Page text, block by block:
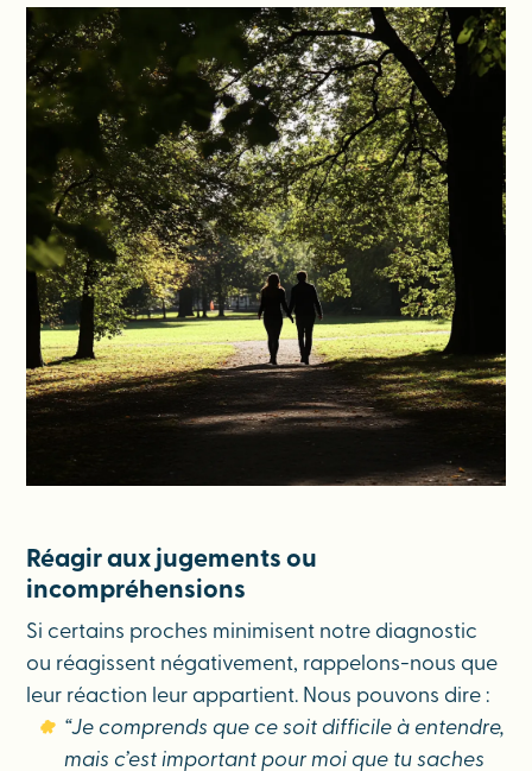
Réagir aux jugements ou
incompréhensions
Si certains proches minimisent notre diagnostic
ou réagissent négativement, rappelons-nous que
leur réaction leur appartient. Nous pouvons dire :
“Je comprends que ce soit difficile à entendre,
mais c’est important pour moi que tu saches